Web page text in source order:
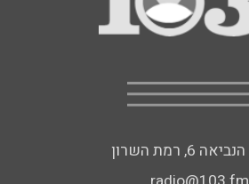
6, רמת השרון